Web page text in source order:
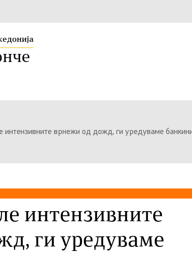
интензивните врнежи од дожд, ги уредуваме
интензивните
ги уредуваме